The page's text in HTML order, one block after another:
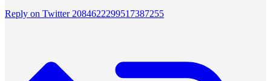
Reply on Twitter 2084622299517387255